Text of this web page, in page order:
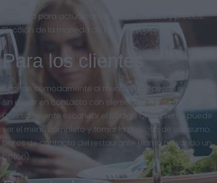
Facilidad para actualizar cartas, productos y precios.
Elección de la moneda de la carta (bolívar).
Para los clientes
Accede cómodamente al menú digital desde su celular
sin entrar en contacto con elementos del restaurante.
Con solamente escanear el código QR el cliente puede
ver el menú completo y tomar la decisión de consumo.
Datos de contacto del restaurante (llama pulsando un
botón).